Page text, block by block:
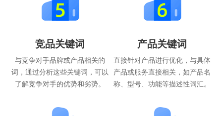
竞品关键词
与竞争对手品牌或产品相关的
词，通过分析这些关键词，可以
了解竞争对手的优势和劣势。
产品关键词
直接针对产品进行优化，与具体
产品或服务直接相关，如产品名
称、型号、功能等描述性词汇。